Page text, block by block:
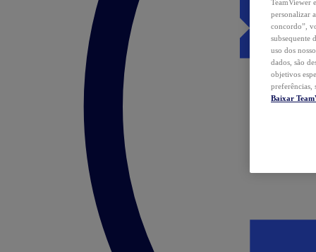
TeamViewer
personalizar
concordo”,
subsequente
uso dos
dados, são
objetivos
preferências,
Baixar